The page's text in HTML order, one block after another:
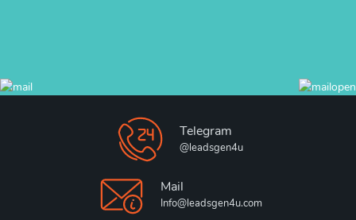
Telegram
@leadsgen4u
Mail
Info@leadsgen4u.com